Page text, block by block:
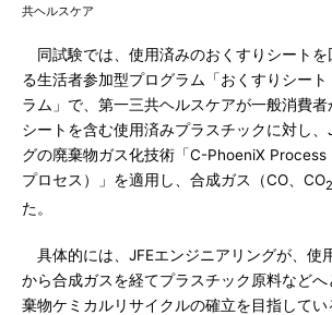
共ヘルスケア
同試験では、使用済みのおくすりシートを
る生活者参加型プログラム「おくすりシー
ラム」で、第一三共ヘルスケアが一般消費者
シートを含む使用済みプラスチックに対し、
グの廃棄物ガス化技術「C-PhoeniX Process
プロセス）」を適用し、合成ガス（CO、CO2
た。
具体的には、JFEエンジニアリングが、使
から合成ガスを経てプラスチック原料など
棄物ケミカルリサイクルの確立を目指して